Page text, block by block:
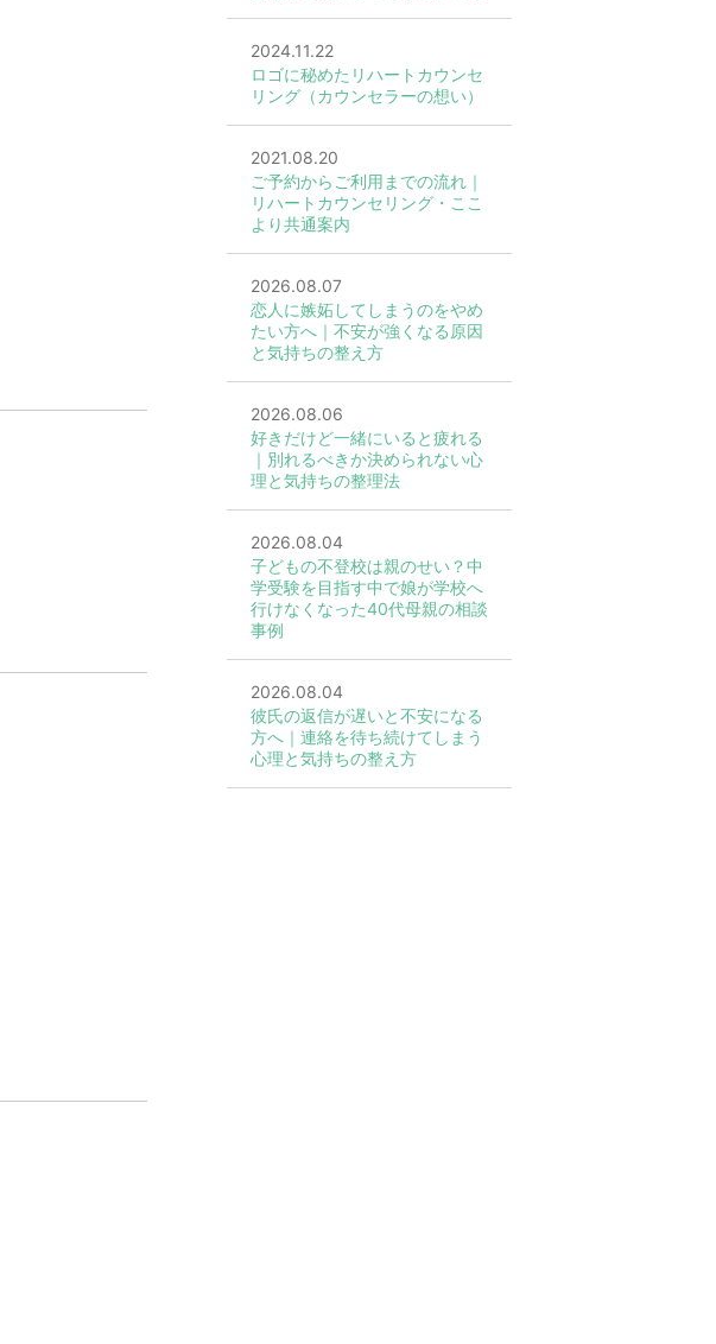
2024.11.22
ロゴに秘めたリハートカウンセ
リング（カウンセラーの想い）
2021.08.20
ご予約からご利用までの流れ｜
リハートカウンセリング・ここ
より共通案内
2026.08.07
恋人に嫉妬してしまうのをやめ
たい方へ｜不安が強くなる原因
と気持ちの整え方
2026.08.06
好きだけど一緒にいると疲れる
｜別れるべきか決められない心
理と気持ちの整理法
2026.08.04
子どもの不登校は親のせい？中
学受験を目指す中で娘が学校へ
行けなくなった40代母親の相談
事例
2026.08.04
彼氏の返信が遅いと不安になる
方へ｜連絡を待ち続けてしまう
心理と気持ちの整え方